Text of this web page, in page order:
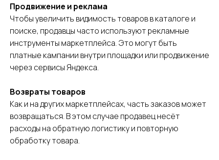
Продвижение и реклама
Чтобы увеличить видимость товаров в каталоге и
поиске, продавцы часто используют рекламные
инструменты маркетплейса. Это могут быть
платные кампании внутри площадки или продвижение
через сервисы Яндекса.
Возвраты товаров
Как и на других маркетплейсах, часть заказов может
возвращаться. В этом случае продавец несёт
расходы на обратную логистику и повторную
обработку товара.
©2000 — 2026, Курьерская компания СДЭК
Политика сбора ПДн клиентов
Пользовательское соглашение
Сфокусируйтесь на продажах,
а остальное возьмём на себя
УЗНАТЬ СТОИМОСТЬ